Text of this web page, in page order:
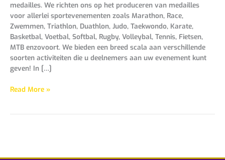
medailles. We richten ons op het produceren van medailles
voor allerlei sportevenementen zoals Marathon, Race,
Zwemmen, Triathlon, Duathlon, Judo, Taekwondo, Karate,
Basketbal, Voetbal, Softbal, Rugby, Volleybal, Tennis, Fietsen,
MTB enzovoort. We bieden een breed scala aan verschillende
soorten activiteiten die u deelnemers aan uw evenement kunt
geven! In […]
Read More »